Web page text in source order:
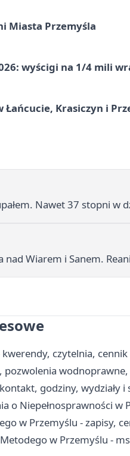
Miasta Przemyśla
wyścigi na 1/4 mili
Krasiczyn i
Nawet 37 stopni w
nad Wiarem i Sanem.
czytelnia,
wodnoprawne,
godziny, wydziały i
o Niepełnosprawności
w Przemyślu - zapisy,
w Przemyślu -